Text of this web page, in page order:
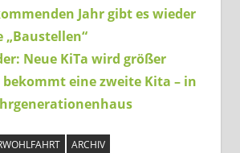
Jahr gibt es wieder
„Baustellen“
Neue KiTa wird größer
eine zweite Kita – in
ARCHIV